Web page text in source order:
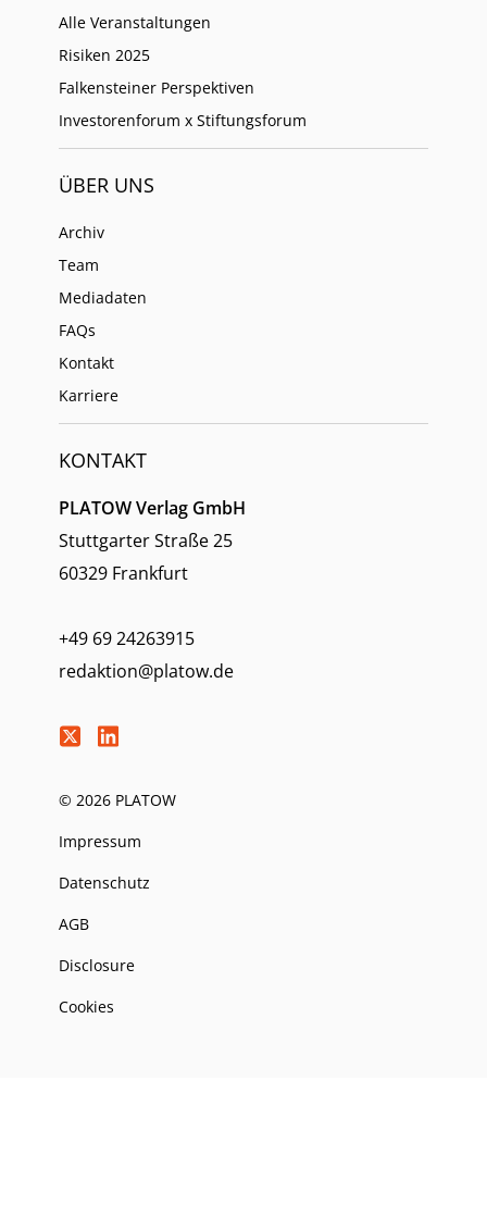
Alle Veranstaltungen
Risiken 2025
Falkensteiner Perspektiven
Investorenforum x Stiftungsforum
ÜBER UNS
Archiv
Team
Mediadaten
FAQs
Kontakt
Karriere
KONTAKT
PLATOW Verlag GmbH
Stuttgarter Straße 25
60329 Frankfurt
+49 69 24263915
redaktion@platow.de
© 2026 PLATOW
Impressum
Datenschutz
AGB
Disclosure
Cookies